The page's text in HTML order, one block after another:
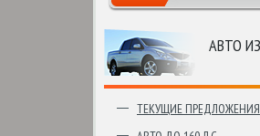
АВТО
ТЕКУЩИЕ ПРЕДЛОЖЕНИЯ